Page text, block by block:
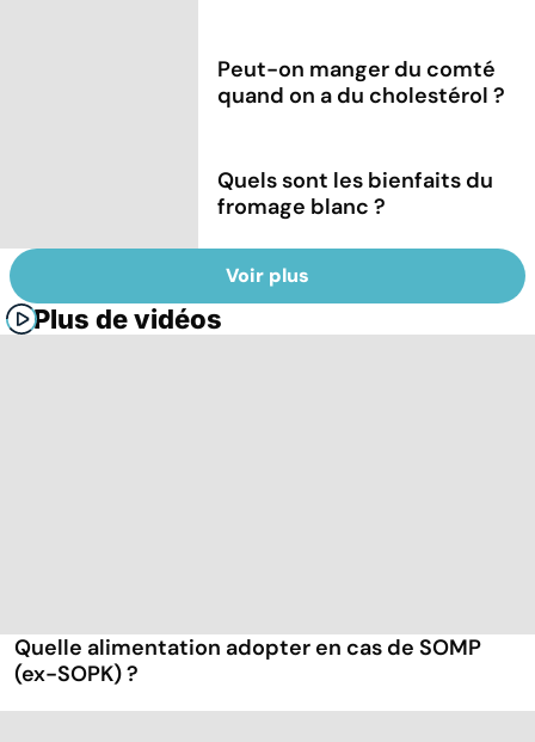
Peut-on manger du comté
quand on a du cholestérol ?
Quels sont les bienfaits du
fromage blanc ?
Voir plus
Plus de vidéos
Quelle alimentation adopter en cas de SOMP
(ex-SOPK) ?